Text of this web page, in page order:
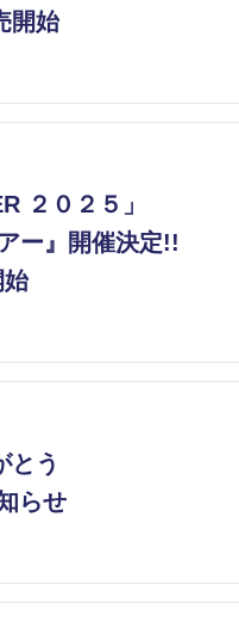
開始
２０２５」
ー』開催決定!!
始
とう
らせ